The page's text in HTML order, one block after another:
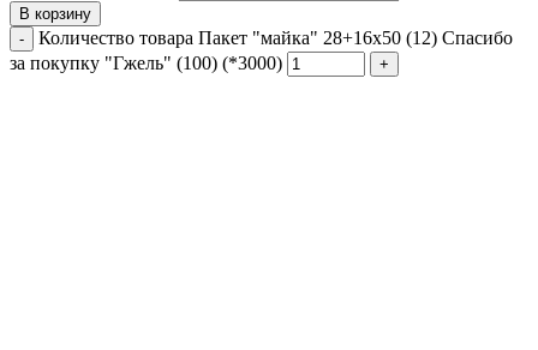
В корзину
Количество товара Пакет "майка" 28+16х50 (12) Спасибо
за покупку "Гжель" (100) (*3000)